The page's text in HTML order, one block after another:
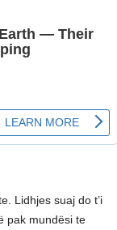
Lidhjes suaj do t’i
pak mundësi te